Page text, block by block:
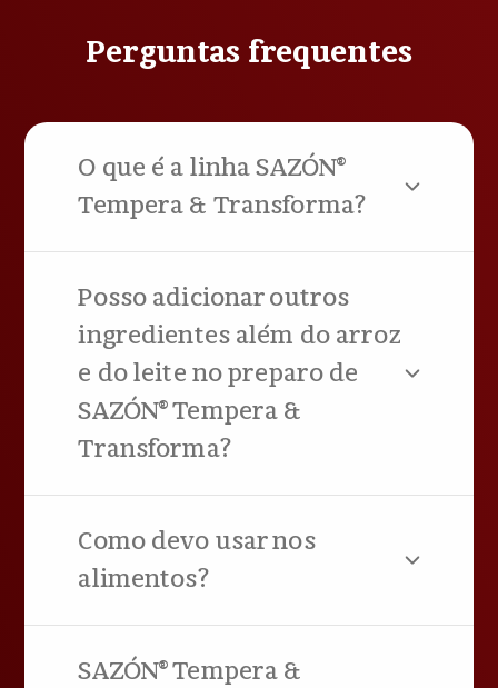
Perguntas frequentes
O que é a linha SAZÓN®
Tempera & Transforma?
Posso adicionar outros
ingredientes além do arroz
e do leite no preparo de
SAZÓN® Tempera &
Transforma?
Como devo usar nos
alimentos?
SAZÓN® Tempera &